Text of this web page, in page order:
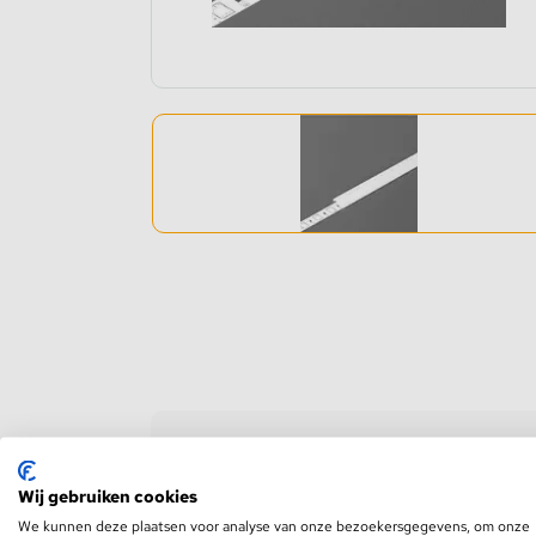
LED strip versterker
Fase aansnijding en fase afsnijding
1-10V Accessoires
Wij gebruiken cookies
We kunnen deze plaatsen voor analyse van onze bezoekersgegevens, om onze